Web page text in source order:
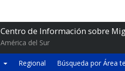
Centro de Información sobre
América del Sur
Regional Búsqueda por Área